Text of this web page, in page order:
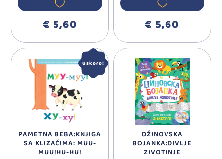
€ 5,60 € 5,60
Uskoro!
PAMETNA BEBA:KNJIGA
SA KLIZAČIMA: MUU-
MUU!HU-HU!
DŽINOVSKA
BOJANKA:DIVLJE
ZIVOTINJE